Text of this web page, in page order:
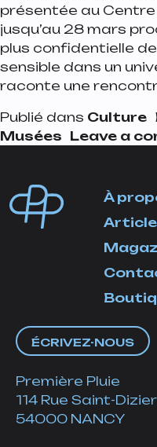
présentée au Centre
jusqu’au 28 mars
plus confidentielle
sensible dans un
raconte une
Publié dans Culture
Musées Leave a
À
ÉCRIVEZ-NOUS
Première Pluie
114 Rue Saint-Dizier
54000 NANCY